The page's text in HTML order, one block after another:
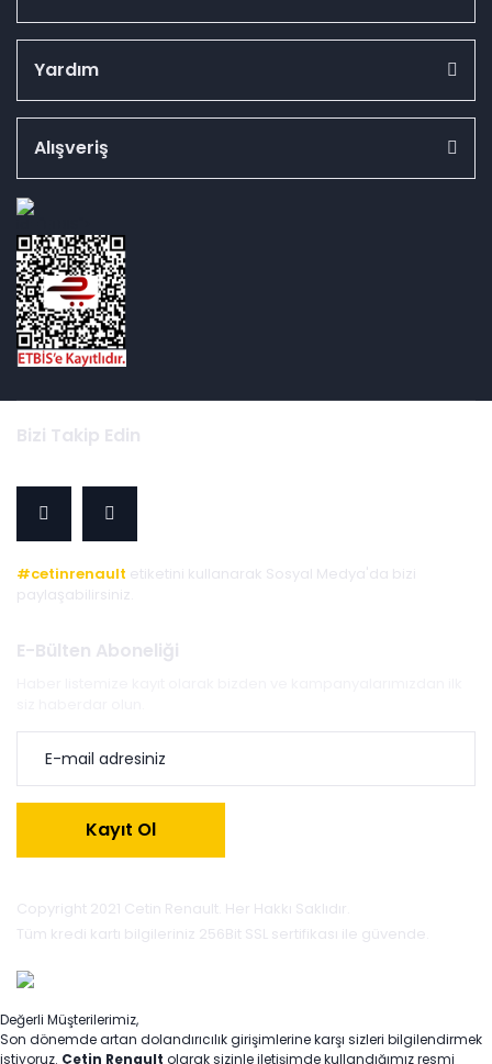
Yardım
Alışveriş
Bizi Takip Edin
#cetinrenault etiketini kullanarak Sosyal Medya'da bizi
paylaşabilirsiniz.
E-Bülten Aboneliği
Kayıt Ol
Copyright 2021 Cetin Renault. Her Hakkı Saklıdır.
Tüm kredi kartı bilgileriniz 256Bit SSL sertifikası ile güvende.
Değerli Müşterilerimiz,
Son dönemde artan dolandırıcılık girişimlerine karşı sizleri bilgilendirmek
istiyoruz. Çetin Renault olarak sizinle iletişimde kullandığımız resmi